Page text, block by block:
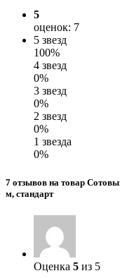
5
оценок: 7
5 звезд
100%
4 звезд
0%
3 звезд
0%
2 звезд
0%
1 звезда
0%
7 отзывов на товар
м, стандарт
Оценка 5 из 5